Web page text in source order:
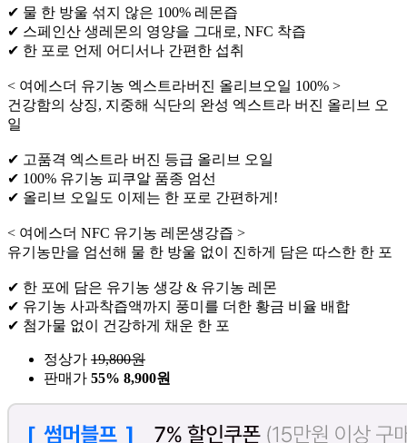
✔ 물 한 방울 섞지 않은 100% 레몬즙
✔ 스페인산 생레몬의 영양을 그대로, NFC 착즙
✔ 한 포로 언제 어디서나 간편한 섭취
< 여에스더 유기농 엑스트라버진 올리브오일 100% >
건강함의 상징, 지중해 식단의 완성 엑스트라 버진 올리브 오
일
✔ 고품격 엑스트라 버진 등급 올리브 오일
✔ 100% 유기농 피쿠알 품종 엄선
✔ 올리브 오일도 이제는 한 포로 간편하게!
< 여에스더 NFC 유기농 레몬생강즙 >
유기농만을 엄선해 물 한 방울 없이 진하게 담은 따스한 한 포
✔ 한 포에 담은 유기농 생강 & 유기농 레몬
✔ 유기농 사과착즙액까지 풍미를 더한 황금 비율 배합
✔ 첨가물 없이 건강하게 채운 한 포
정상가 19,800원
판매가 55% 8,900원